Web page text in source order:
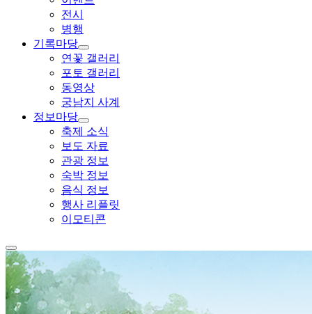
전시
병행
기록마당
연꽃 갤러리
포토 갤러리
동영상
궁남지 사계
정보마당
축제 소식
보도 자료
관광 정보
숙박 정보
음식 정보
행사 리플릿
이모티콘